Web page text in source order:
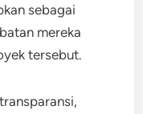
sebagai
mereka
tersebut.